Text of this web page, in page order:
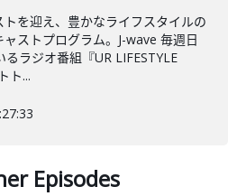
を迎え、豊かなライフスタイルの
ストプログラム。J-wave 毎週日
ラジオ番組『UR LIFESTYLE
ト...
Episodes